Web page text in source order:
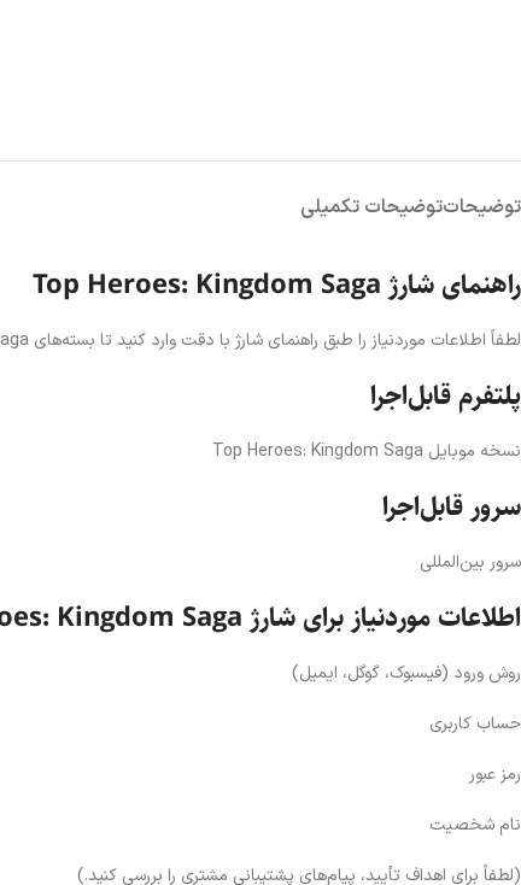
توضیحاتتوضیحات تکمیلی
راهنمای شارژ Top Heroes: Kingdom Saga
لطفاً اطلاعات موردنیاز را طبق راهنمای شارژ با دقت وارد کنید تا بسته‌های Top Heroes: Kingdom Saga ظرف چند دقیقه برای شما ارسال شوند.
پلتفرم قابل‌اجرا
نسخه موبایل Top Heroes: Kingdom Saga
سرور قابل‌اجرا
سرور بین‌المللی
اطلاعات موردنیاز برای شارژ Top Heroes: Kingdom Saga
روش ورود (فیسبوک، گوگل، ایمیل)
حساب کاربری
رمز عبور
نام شخصیت
(لطفاً برای اهداف تأیید، پیام‌های پشتیبانی مشتری را بررسی کنید.)